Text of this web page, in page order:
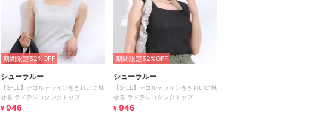
期間限定52%OFF
シューラルー
【S-LL】デコルテラインをきれいに魅
せる ラメテレコタンクトップ
¥ 946
期間限定52%OFF
シューラルー
【S-LL】デコルテラインをきれいに魅
せる ラメテレコタンクトップ
¥ 946